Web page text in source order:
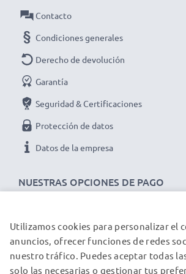
Obtén colores más vivos y detalles
más nítidos con este Flor / Pétalo /
Parasol de CELLONIC. ¡Haz tu
disfruta de una entrega rápida y
años!
NUESTRAS OPCIONES DE PAGO
Contacto
Condiciones generales
Derecho de devolución
Garantía
Seguridad & Certificaciones
Protección de datos
Datos de la empresa
NUESTROS PARTNERS DE ENVÍO
Utilizamos cookies para personalizar el
anuncios, ofrecer funciones de redes
nuestro tráfico. Puedes aceptar todas
solo las necesarias o gestionar tus